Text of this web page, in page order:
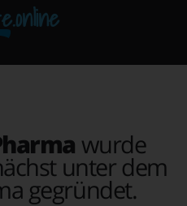
wurde
unter dem
gegründet.